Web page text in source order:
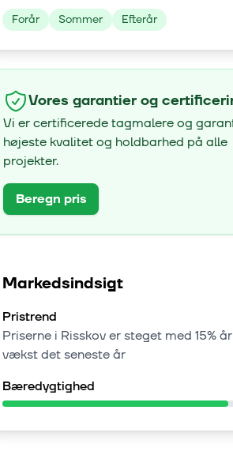
Forår Sommer Efterår
Vores garantier og
Vi er certificerede tagmalere og
højeste kvalitet og holdbarhed på alle
projekter.
Beregn pris
Markedsindsigt
Pristrend
Priserne i Risskover steget med 15%
vækstdet seneste år
Bæredygtighed